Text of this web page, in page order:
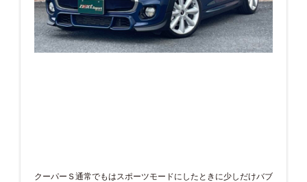
クーパーＳ通常でもはスポーツモードにしたときに少しだけバブ